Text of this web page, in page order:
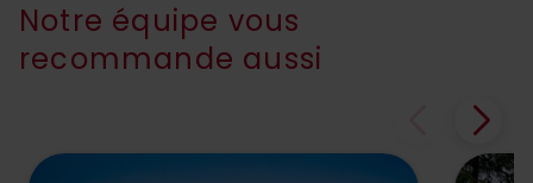
cherche un restaurant
gastronomique, il faut faire, environ,
Notre équipe vous
recommande aussi